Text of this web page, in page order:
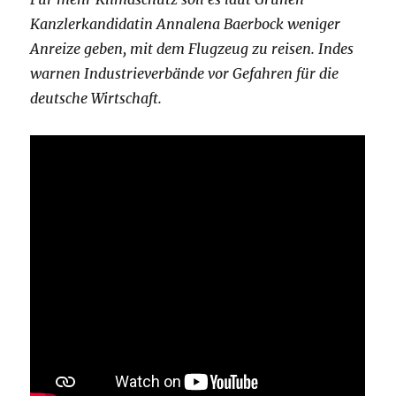
Kanzlerkandidatin Annalena Baerbock weniger
Anreize geben, mit dem Flugzeug zu reisen. Indes
warnen Industrieverbände vor Gefahren für die
deutsche Wirtschaft.